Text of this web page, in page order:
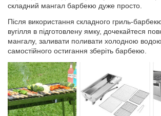
складний мангал барбекю дуже просто.
Після використання складного гриль-
вугілля в підготовлену ямку, дочекайтеся
мангалу, заливати поливати холодною
самостійного остигання зберіть барбекю.